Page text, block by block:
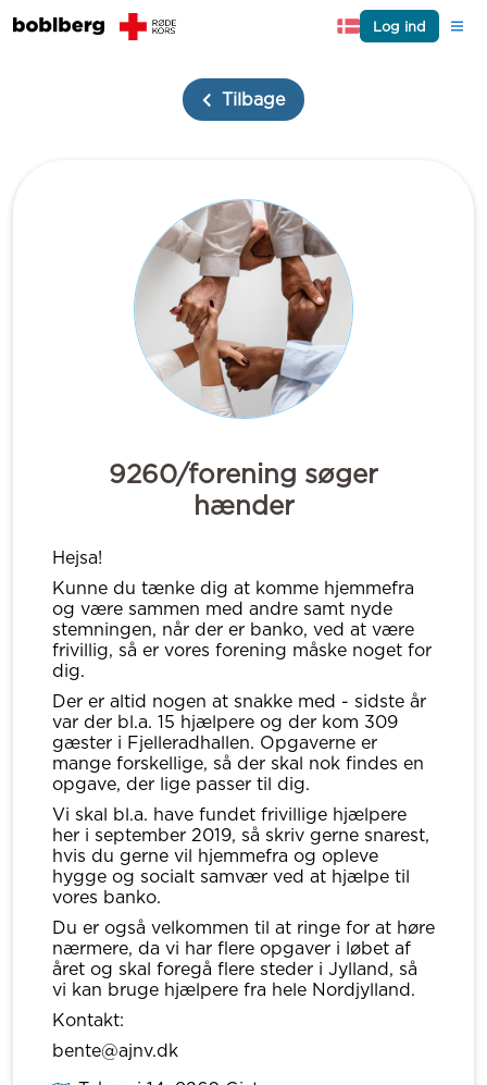
Log ind
Tilbage
9260/forening søger
hænder
Hejsa!
Kunne du tænke dig at komme hjemmefra
og være sammen med andre samt nyde
stemningen, når der er banko, ved at være
frivillig, så er vores forening måske noget for
dig.
Der er altid nogen at snakke med - sidste år
var der bl.a. 15 hjælpere og der kom 309
gæster i Fjelleradhallen. Opgaverne er
mange forskellige, så der skal nok findes en
opgave, der lige passer til dig.
Vi skal bl.a. have fundet frivillige hjælpere
her i september 2019, så skriv gerne snarest,
hvis du gerne vil hjemmefra og opleve
hygge og socialt samvær ved at hjælpe til
vores banko.
Du er også velkommen til at ringe for at høre
nærmere, da vi har flere opgaver i løbet af
året og skal foregå flere steder i Jylland, så
vi kan bruge hjælpere fra hele Nordjylland.
Kontakt:
bente@ajnv.dk